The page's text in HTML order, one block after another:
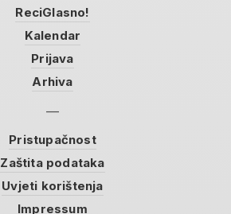
ReciGlasno!
Kalendar
Prijava
Arhiva
Pristupačnost
Zaštita podataka
Uvjeti korištenja
Impressum